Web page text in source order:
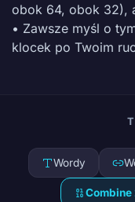
obok 64, obok 32),
• Zawsze myśl o
klocek po Twoim
Wordy